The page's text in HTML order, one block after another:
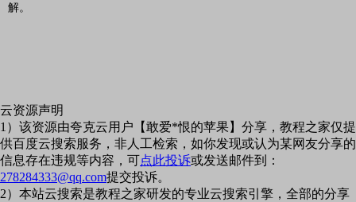
解。
云资源声明
1）该资源由夸克云用户【敢爱*恨的苹果】分享，教程之家仅提
供百度云搜索服务，非人工检索，如你发现或认为某网友分享的
信息存在违规等内容，可点此投诉或发送邮件到：
278284333@qq.com提交投诉。
2）本站云搜索是教程之家研发的专业云搜索引擎，全部的分享